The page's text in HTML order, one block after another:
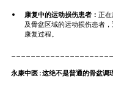
康复中的运动损伤患者： 正
及骨盆区域的运动损伤患者
康复过程。
永康中医 : 这绝不是普通的骨盆调